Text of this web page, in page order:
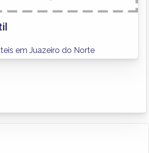
em Juazeiro do Norte